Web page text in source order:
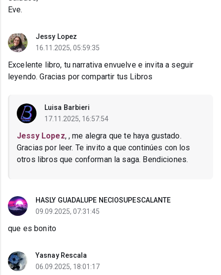
Eve.
Jessy Lopez
16.11.2025, 05:59:35
Excelente libro, tu narrativa envuelve e invita a seguir
leyendo. Gracias por compartir tus Libros
Luisa Barbieri
17.11.2025, 16:57:54
Jessy Lopez, , me alegra que te haya gustado.
Gracias por leer. Te invito a que continúes con los
otros libros que conforman la saga. Bendiciones.
HASLY GUADALUPE NECIOSUPESCALANTE
09.09.2025, 07:31:45
que es bonito
Yasnay Rescala
06.09.2025, 18:01:17